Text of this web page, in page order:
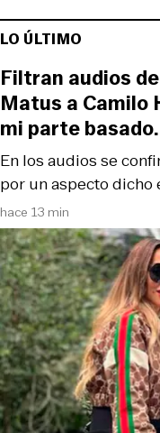
LO ÚLTIMO
hace 13 min
En los audios se
por un aspecto dicho
Filtran audios
Matus a Camilo
mi parte